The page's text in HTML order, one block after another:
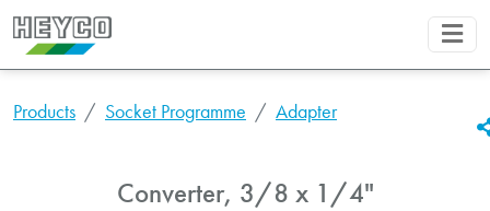
Products Socket Programme Adapter
Converter, 3/8 x 1/4"